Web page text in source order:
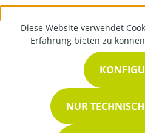
Diese Website verwendet
Erfahrung bieten zu
NUR